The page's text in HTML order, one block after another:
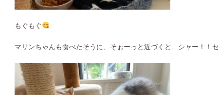
もぐもぐ
マリンちゃんも食べたそうに、そぉーっと近づくと…シャー！！